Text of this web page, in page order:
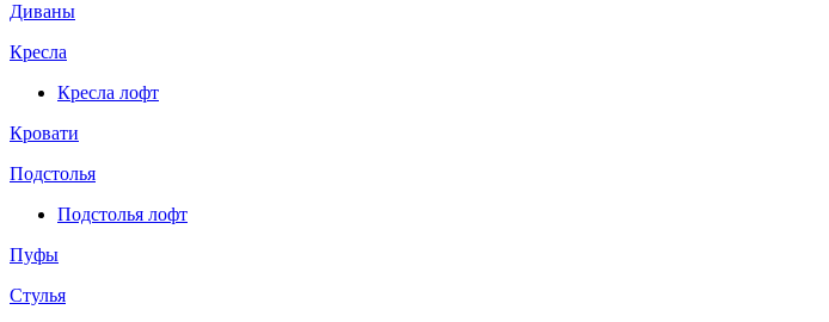
Диваны
Кресла
Кресла лофт
Кровати
Подстолья
Подстолья лофт
Пуфы
Стулья